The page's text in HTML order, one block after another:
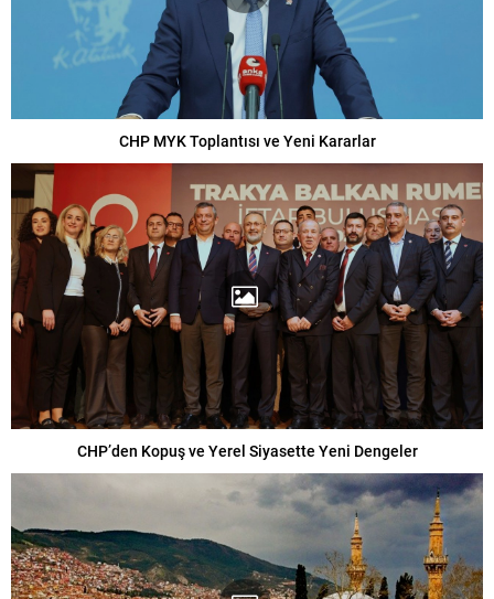
CHP MYK Toplantısı ve Yeni Kararlar
CHP’den Kopuş ve Yerel Siyasette Yeni Dengeler